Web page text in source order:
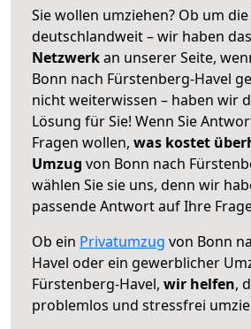
Sie wollen umziehen? Ob um
deutschlandweit – wir haben das
Netzwerkan unserer Seite,
Bonn nach Fürstenberg-Havel
nicht weiterwissen – haben wir
Lösung für Sie! Wenn Sie
Fragen wollen, was kostet
Umzug von Bonn nach
wählen Sie sie uns, denn wir
passende Antwort auf Ihre
Ob ein Privatumzug von Bonn
Havel oder ein gewerblicher
Fürstenberg-Havel, wir helfen,
problemlos und stressfrei